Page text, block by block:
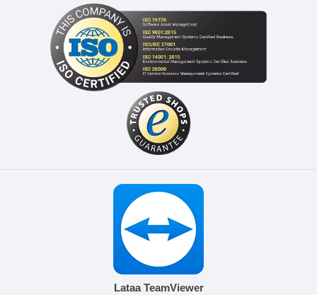
Lataa TeamViewer